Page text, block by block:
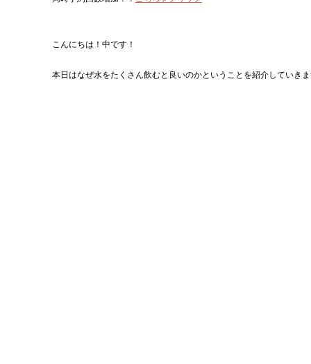
こんにちは！中です！
本日はなぜ水をたくさん飲むと良いのかということを紹介していきま